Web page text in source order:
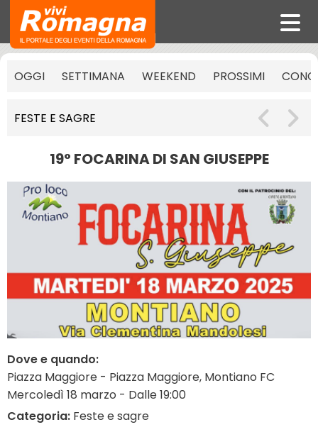
OGGI SETTIMANA WEEKEND PROSSIMI
FESTE E SAGRE
19° FOCARINA DI SAN GIUSEPPE
Dove e quando:
Piazza Maggiore - Piazza Maggiore, Montiano FC
Mercoledì 18 marzo - Dalle 19:00
Categoria: Feste e sagre